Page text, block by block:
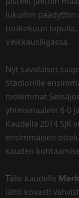
lukuihin päädyttiin
toukokuun lopulla,
Veikkausliigassa.
Nyt savolaiset
Stadionille
molemmat
yhteismaalein 6-0
Kaudella 2014 SJK
ensimmäisen
kauden
Tälle kaudelle
lähti kovasti